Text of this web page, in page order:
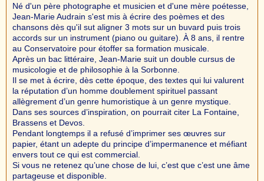
Né d'un père photographe et musicien et d'une mère poétesse,
Jean-Marie Audrain s'est mis à écrire des poèmes et des
chansons dès qu'il sut aligner 3 mots sur un buvard puis trois
accords sur un instrument (piano ou guitare). À 8 ans, il rentre
au Conservatoire pour étoffer sa formation musicale.
Après un bac littéraire, Jean-Marie suit un double cursus de
musicologie et de philosophie à la Sorbonne.
Il se met à écrire, dès cette époque, des textes qui lui valurent
la réputation d’un homme doublement spirituel passant
allègrement d’un genre humoristique à un genre mystique.
Dans ses sources d’inspiration, on pourrait citer La Fontaine,
Brassens et Devos.
Pendant longtemps il a refusé d’imprimer ses œuvres sur
papier, étant un adepte du principe d’impermanence et méfiant
envers tout ce qui est commercial.
Si vous ne retenez qu’une chose de lui, c’est que c’est une âme
partageuse et disponible.